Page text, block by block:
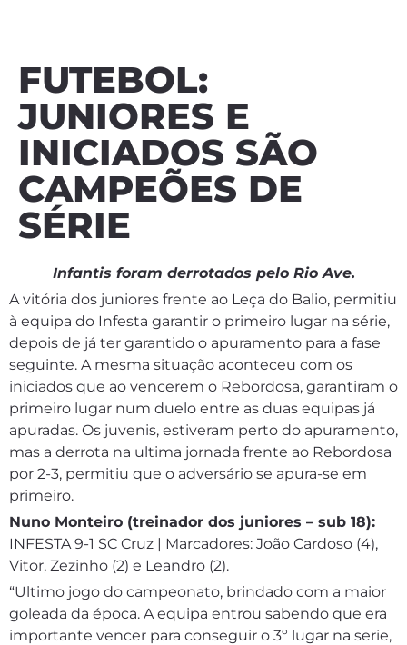
FUTEBOL:
JUNIORES E
INICIADOS SÃO
CAMPEÕES DE
SÉRIE
Infantis foram derrotados pelo Rio Ave.
A vitória dos juniores frente ao Leça do Balio, permitiu
à equipa do Infesta garantir o primeiro lugar na série,
depois de já ter garantido o apuramento para a fase
seguinte. A mesma situação aconteceu com os
iniciados que ao vencerem o Rebordosa, garantiram o
primeiro lugar num duelo entre as duas equipas já
apuradas. Os juvenis, estiveram perto do apuramento,
mas a derrota na ultima jornada frente ao Rebordosa
por 2-3, permitiu que o adversário se apura-se em
primeiro.
Nuno Monteiro (treinador dos juniores – sub 18):
INFESTA 9-1 SC Cruz | Marcadores: João Cardoso (4),
Vitor, Zezinho (2) e Leandro (2).
“Ultimo jogo do campeonato, brindado com a maior
goleada da época. A equipa entrou sabendo que era
importante vencer para conseguir o 3º lugar na serie,